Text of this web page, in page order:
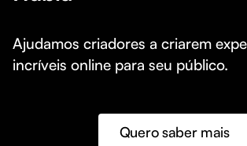
Ajudamos criadores a criarem
incríveis online para seu público.
Quero saber mais